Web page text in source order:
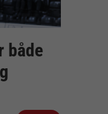
både